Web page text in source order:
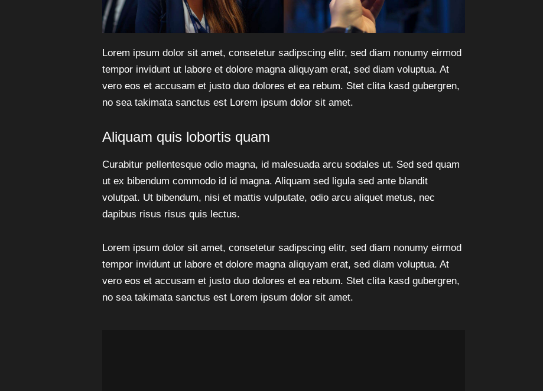
Lorem ipsum dolor sit amet, consetetur sadipscing elitr, sed diam nonumy eirmod
tempor invidunt ut labore et dolore magna aliquyam erat, sed diam voluptua. At
vero eos et accusam et justo duo dolores et ea rebum. Stet clita kasd gubergren,
no sea takimata sanctus est Lorem ipsum dolor sit amet.
Aliquam quis lobortis quam
Curabitur pellentesque odio magna, id malesuada arcu sodales ut. Sed sed quam
ut ex bibendum commodo id id magna. Aliquam sed ligula sed ante blandit
volutpat. Ut bibendum, nisi et mattis vulputate, odio arcu aliquet metus, nec
dapibus risus risus quis lectus.
Lorem ipsum dolor sit amet, consetetur sadipscing elitr, sed diam nonumy eirmod
tempor invidunt ut labore et dolore magna aliquyam erat, sed diam voluptua. At
vero eos et accusam et justo duo dolores et ea rebum. Stet clita kasd gubergren,
no sea takimata sanctus est Lorem ipsum dolor sit amet.